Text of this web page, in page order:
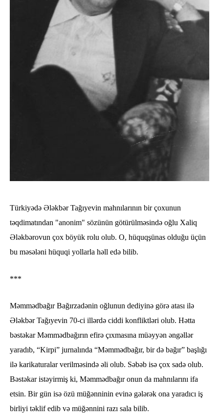
Türkiyədə Ələkbər Tağıyevin mahnılarının bir çoxunun
təqdimatından "anonim" sözünün götürülməsində oğlu Xaliq
Ələkbərovun çox böyük rolu olub. O, hüquqşünas olduğu üçün
bu məsələni hüquqi yollarla həll edə bilib.
***
Məmmədbağır Bağırzadənin oğlunun dediyinə görə atası ilə
Ələkbər Tağıyevin 70-ci illərdə ciddi konfliktləri olub. Hətta
bəstəkar Məmmədbağırın efirə çıxmasına müəyyən əngəllər
yaradıb, “Kirpi” jurnalında “Məmmədbağır, bir də bağır” başlığı
ilə karikaturalar verilməsində əli olub. Səbəb isə çox sadə olub.
Bəstəkar istəyirmiş ki, Məmmədbağır onun da mahnılarını ifa
etsin. Bir gün isə özü müğənninin evinə gələrək ona yaradıcı iş
birliyi təklif edib və müğənnini razı sala bilib.